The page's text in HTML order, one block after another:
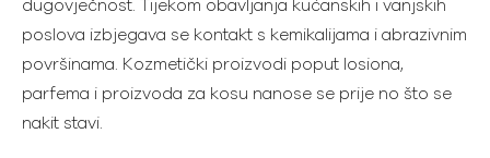
dugovječnost. Tijekom obavljanja kućanskih i vanjskih
poslova izbjegava se kontakt s kemikalijama i abrazivnim
površinama. Kozmetički proizvodi poput losiona,
parfema i proizvoda za kosu nanose se prije no što se
nakit stavi.